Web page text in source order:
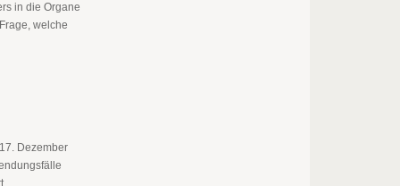
in die Organe
welche
Dezember